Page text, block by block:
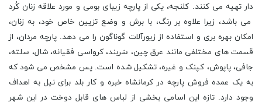
دار تهیه می کنند. کلنجه، یکی از پارچه زیبای بومی و مورد علاقه زنان کُرد
می باشد، زیرا علاوه بر رنگ، با برش و وضع تزیین خاص خود، به زنان،
امکان بهره بری و استفاده از زیورآلات گوناگون را می دهد. پارچه مردان، از
قسمت های مختلفی مانند عرق چین، سَربند، کرواسی فقیانه، شال، سلته،
جافی، پاپوش، کپنک و غیره، تشکیل شده است. پس مشخص می شود که
به یک عمده فروش پارچه در کرمانشاه خبره و کار بلد برای نیل به اهداف
وجود دارد. تازه این اسامی بخشی از لباس های قابل دوخت در این شهر